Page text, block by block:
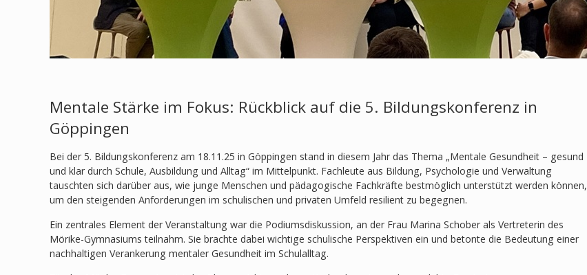
Mentale Stärke im Fokus: Rückblick auf die 5. Bildungskonferenz in
Göppingen
Bei der 5. Bildungskonferenz am 18.11.25 in Göppingen stand in diesem Jahr das Thema „Mentale Gesundheit – gesund
und klar durch Schule, Ausbildung und Alltag“ im Mittelpunkt. Fachleute aus Bildung, Psychologie und Verwaltung
tauschten sich darüber aus, wie junge Menschen und pädagogische Fachkräfte bestmöglich unterstützt werden können,
um den steigenden Anforderungen im schulischen und privaten Umfeld resilient zu begegnen.
Ein zentrales Element der Veranstaltung war die Podiumsdiskussion, an der Frau Marina Schober als Vertreterin des
Mörike-Gymnasiums teilnahm. Sie brachte dabei wichtige schulische Perspektiven ein und betonte die Bedeutung einer
nachhaltigen Verankerung mentaler Gesundheit im Schulalltag.